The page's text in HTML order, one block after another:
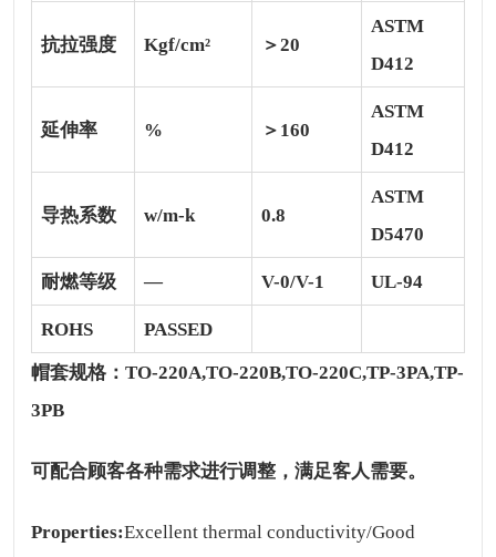
抗拉强度 Kgf/cm² ＞20
ASTM
D412
延伸率 % ＞160
ASTM
D412
导热系数 w/m-k 0.8
ASTM
D5470
耐燃等级 — V-0/V-1 UL-94
ROHS PASSED
帽套规格： TO-220A,TO-220B,TO-220C,TP-3PA,TP-
3PB
可配合顾客各种需求进行调整，满足客人需要。
Properties:Excellent thermal conductivity/Good